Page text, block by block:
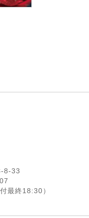
8-33
最終18:30）